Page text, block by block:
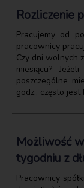
Rozliczenie
Pracujemy od
pracownicy
Czy dni wolnych
miesiącu?
poszczególne
godz., często jest
Możliwość
tygodniu z
Pracownicy